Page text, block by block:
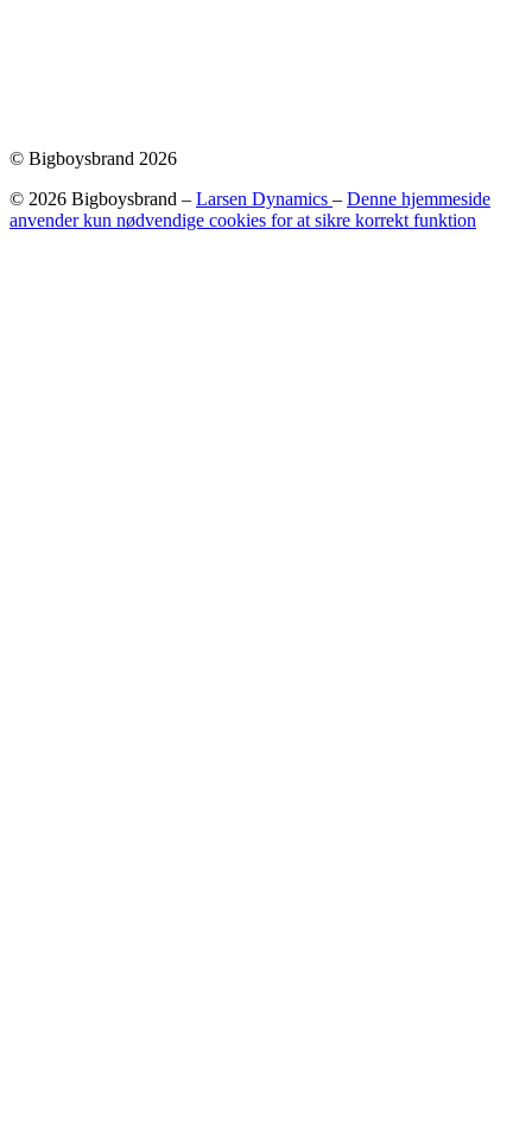
© Bigboysbrand 2026
© 2026 Bigboysbrand – Larsen Dynamics – Denne hjemmeside
anvender kun nødvendige cookies for at sikre korrekt funktion